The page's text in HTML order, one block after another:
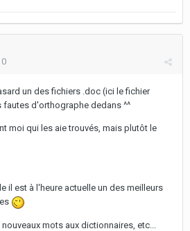
un des fichiers .doc (ici le fichier
fautes d'orthographe dedans ^^
moi qui les aie trouvés, mais plutôt le
il est à l'heure actuelle un des meilleurs
mots aux dictionnaires, etc...